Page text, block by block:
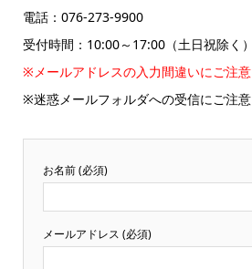
電話：076-273-9900
受付時間：10:00～17:00（土日祝除く）
※メールアドレスの入力間違いにご注意
※迷惑メールフォルダへの受信にご注意
お名前 (必須)
メールアドレス (必須)